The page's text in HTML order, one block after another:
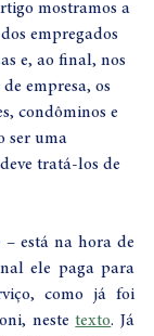
mostramos a
empregados
e, ao final, nos
empresa, os
condôminos e
ser uma
tratá-los de
está na hora de
ele paga para
como já foi
neste texto. Já